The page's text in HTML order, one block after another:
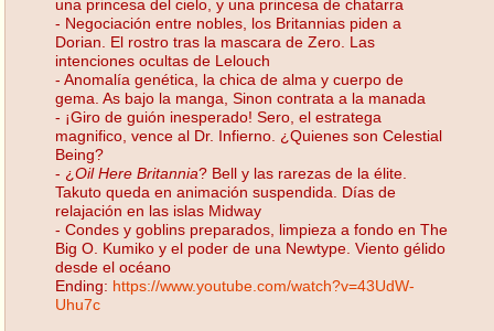
una princesa del cielo, y una princesa de chatarra
- Negociación entre nobles, los Britannias piden a
Dorian. El rostro tras la mascara de Zero. Las
intenciones ocultas de Lelouch
- Anomalía genética, la chica de alma y cuerpo de
gema. As bajo la manga, Sinon contrata a la manada
- ¡Giro de guión inesperado! Sero, el estratega
magnifico, vence al Dr. Infierno. ¿Quienes son Celestial
Being?
- ¿Oil Here Britannia? Bell y las rarezas de la élite.
Takuto queda en animación suspendida. Días de
relajación en las islas Midway
- Condes y goblins preparados, limpieza a fondo en The
Big O. Kumiko y el poder de una Newtype. Viento gélido
desde el océano
Ending: https://www.youtube.com/watch?v=43UdW-
Uhu7c